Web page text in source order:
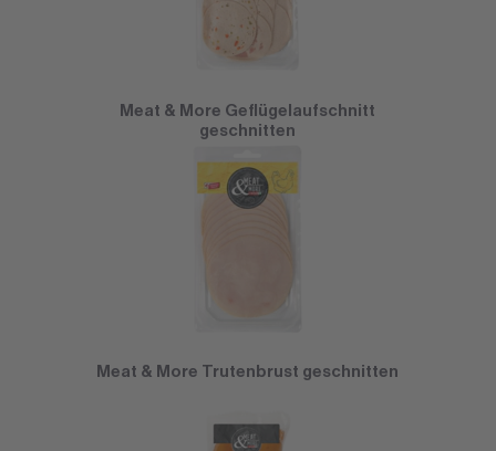
Meat & More Geflügelaufschnitt
geschnitten
Meat & More Trutenbrust geschnitten